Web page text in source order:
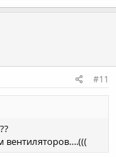
#11
вентиляторов….(((